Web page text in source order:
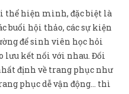
thể hiện mình, đặc biệt là
buổi hội thảo, các sự kiện
để sinh viên học hỏi
lưu kết nối với nhau. Đối
định về trang phục như
phục dễ vận động… thì